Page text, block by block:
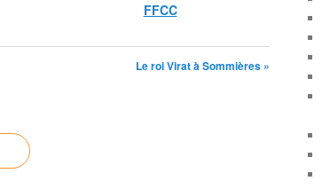
FFCC
Le roi Virat à Sommières »